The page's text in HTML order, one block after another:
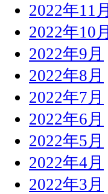
2022年11月
2022年10月
2022年9月
2022年8月
2022年7月
2022年6月
2022年5月
2022年4月
2022年3月